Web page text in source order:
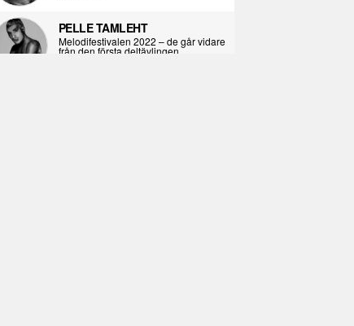
PELLE TAMLEHT
Melodifestivalen 2022 – de går vidare
från den första deltävlingen